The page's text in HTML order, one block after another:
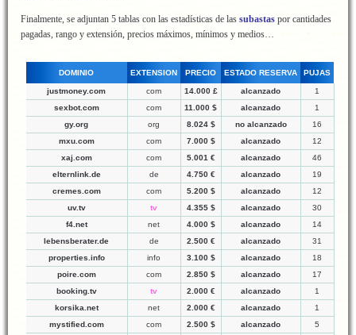
Finalmente, se adjuntan 5 tablas con las estadísticas de las subastas por cantidades
pagadas, rango y extensión, precios máximos, mínimos y medios…
DOMINIO EXTENSION PRECIO ESTADO RESERVA PUJAS
justmoney.com com 14.000 £ alcanzado
1
sexbot.com
com 11.000 $ alcanzado
1
gy.org
org 8.024 $ no alcanzado
16
mxu.com
com 7.000 $ alcanzado
12
xaj.com
com 5.001 € alcanzado
46
elternlink.de
de 4.750 € alcanzado
19
cremes.com
com 5.200 $ alcanzado
12
uv.tv
tv 4.355 $ alcanzado
30
f4.net
net 4.000 $ alcanzado
14
lebensberater.de
de 2.500 € alcanzado
31
properties.info
info 3.100 $ alcanzado
18
poire.com
com 2.850 $ alcanzado
17
booking.tv
tv 2.000 € alcanzado
1
korsika.net
net 2.000 € alcanzado
1
mystified.com
com 2.500 $ alcanzado
5